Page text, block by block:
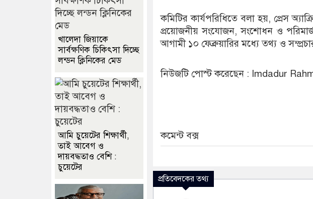
কমিটির কার্যপরিধিতে বলা হয়, প্রেস
প্রয়োজনীয় সংযোজন, সংশোধন ও
আগামী ১০ ফেব্রুয়ারির মধ্যে তথ্য ও
নিউজটি পোস্ট করেছেন : Imdadur
কমেন্ট বক্স
প্রতিবেদকের তথ্য
খালেদা জিয়াকে
সার্বক্ষণিক চিকিৎসা দিচ্ছে
লন্ডন ক্লিনিকের মেড
আমি চুয়েটের শিক্ষার্থী,
তাই আবেগ ও
দায়বদ্ধতাও বেশি :
চুয়েটের